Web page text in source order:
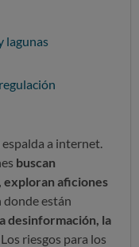
lagunas
a internet.
buscan
exploran aficiones
donde están
desinformación, la
Los riesgos para los